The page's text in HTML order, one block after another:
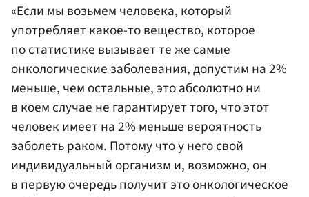
«Если мы возьмем человека, который
употребляет какое-то вещество, которое
по статистике вызывает те же самые
онкологические заболевания, допустим на 2%
меньше, чем остальные, это абсолютно ни
в коем случае не гарантирует того, что этот
человек имеет на 2% меньше вероятность
заболеть раком. Потому что у него свой
индивидуальный организм и, возможно, он
в первую очередь получит это онкологическое